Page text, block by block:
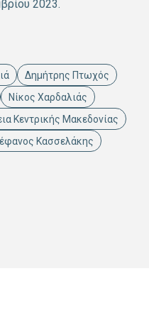
2023.
Δημήτρης Πτωχός
Νίκος Χαρδαλιάς
Κεντρικής Μακεδονίας
Κασσελάκης